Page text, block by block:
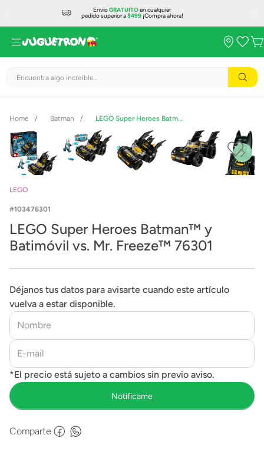
EnvíoGRATUITOen cualquier
pedido superior a$499¡Compra ahora!
Encuentra algo increíble...
Batman LEGO Super Heroes Batman™ y Batimóvil vs. Mr. Freeze™ 76301
LEGO
103476301
LEGO Super Heroes Batman™ y
Batimóvil vs. Mr. Freeze™ 76301
Déjanos tus datos para avisarte cuando este artículo
vuelva a estar disponible.
Comparte